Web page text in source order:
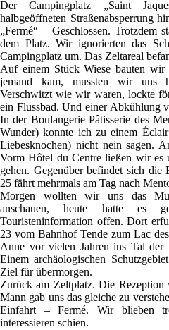
Der Campingplatz „Saint
halbgeöffneten Straßenabsperrung
„Fermé“ – Geschlossen. Trotzdem
dem Platz. Wir ignorierten das
Campingplatz um. Das Zeltareal
Auf einem Stück Wiese bauten
jemand kam, mussten wir uns
Verschwitzt wie wir waren, lockte
ein Flussbad. Und einer Abkühlung
In der Boulangerie Pâtisserie des
Wunder) konnte ich zu einem
Liebesknochen) nicht nein sagen.
Vorm Hôtel du Centre ließen wir es
gehen. Gegenüber befindet sich
25 fährt mehrmals am Tag nach
Morgen wollten wir uns das
anschauen, heute hatte es
Touristeninformation offen. Dort
23 vom Bahnhof Tende zum Lac
Anne vor vielen Jahren ins Tal der
Einem archäologischen
Ziel für übermorgen.
Zurück am Zeltplatz. Die Rezeption
Mann gab uns das gleiche zu
Einfahrt – Fermé. Wir blieben
interessieren schien.